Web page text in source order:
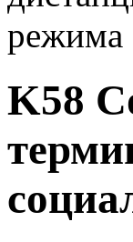
режима
K58